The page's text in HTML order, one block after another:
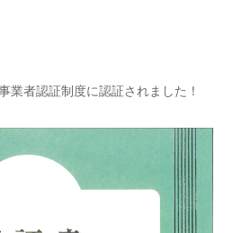
業者認証制度に認証されました！